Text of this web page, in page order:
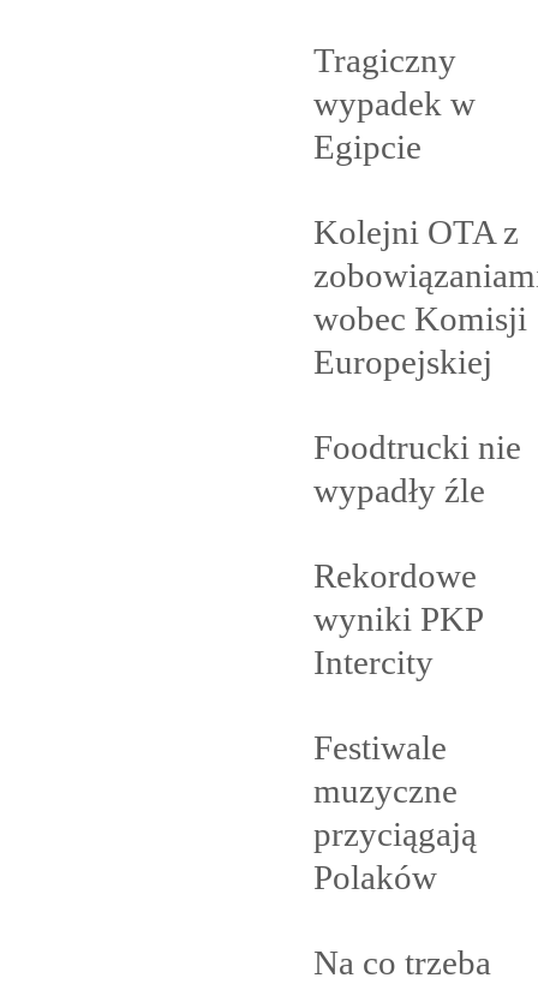
Tragiczny
wypadek w
Egipcie
Kolejni OTA z
wobec Komisji
Europejskiej
Foodtrucki nie
wypadły źle
Rekordowe
wyniki PKP
Intercity
Festiwale
muzyczne
przyciągają
Polaków
Na co trzeba